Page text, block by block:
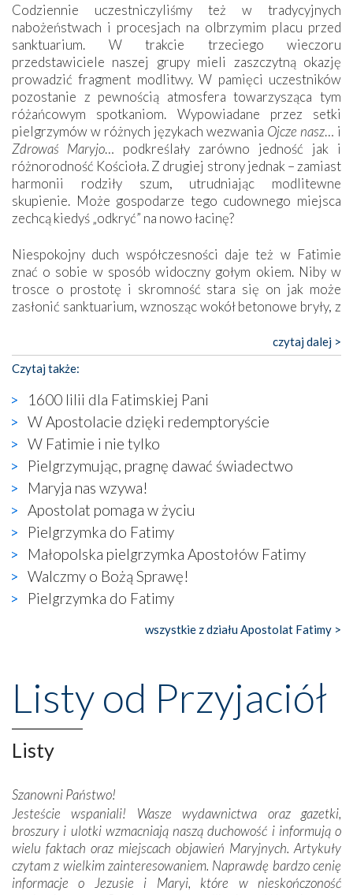
Codziennie uczestniczyliśmy też w tradycyjnych
nabożeństwach i procesjach na olbrzymim placu przed
sanktuarium. W trakcie trzeciego wieczoru
przedstawiciele naszej grupy mieli zaszczytną okazję
prowadzić fragment modlitwy. W pamięci uczestników
pozostanie z pewnością atmosfera towarzysząca tym
różańcowym spotkaniom. Wypowiadane przez setki
pielgrzymów w różnych językach wezwania Ojcze nasz… i
Zdrowaś Maryjo… podkreślały zarówno jedność jak i
różnorodność Kościoła. Z drugiej strony jednak – zamiast
harmonii rodziły szum, utrudniając modlitewne
skupienie. Może gospodarze tego cudownego miejsca
zechcą kiedyś „odkryć” na nowo łacinę?
Niespokojny duch współczesności daje też w Fatimie
znać o sobie w sposób widoczny gołym okiem. Niby w
trosce o prostotę i skromność stara się on jak może
zasłonić sanktuarium, wznosząc wokół betonowe bryły, z
katolickiego kultu. Tylko co wspólnego z żywą,
autentyczną wiarą mogą mieć płaskie, szare bunkry albo
kaplice, w których Tabernakulum przypomina bardziej
skrzynkę na narzędzia? Albo co powiedzieć o ustawionym
tuż przy nowej bazylice wielkim krzyżu, na którym
zamiast Chrystusa umieszczono dziwaczną postać jakby
wyjętą ze starożytnych hieroglifów? W kulturowym
kontekście naszych czasów to raczej karykatura niż godny
wizerunek Zbawiciela…
Zatem nawet w bezpośrednim otoczeniu sanktuarium
naocznie przekonaliśmy się, że wewnątrz Kościoła toczy
się ogromna walka o kształt katolicyzmu i o serca
wierzących. Do czego to zmaganie może prowadzić,
widzieliśmy w urokliwym, niewielkim mieście Obidos,
gdzie w miejscu dawnego kościoła działa dzisiaj…
księgarnia.
Nasze pielgrzymkowe wyprawy, których celem były
wznoszono na chwałę Bożą, na przykład – w podzięce za
Opatrznościową pomoc w wygranej bitwie o
niepodległość kraju. Zachwyt budziła potężna, a zarazem
misterna architektura tych monumentalnych dzieł,
wspaniałe zdobienia, dbałość ich twórców o detale,
budowniczych.
Podążyliśmy też śladami fatimskich wizjonerów – Łucji
dos Santos oraz świętych Hiacynty i Franciszka Marto.
Modliliśmy się przy ich grobach. Odprawiliśmy Drogę
Krzyżową w ich rodzinnych stronach, odwiedziliśmy
czytaj dalej >
Czytaj także:
1600 lilii dla Fatimskiej Pani
W Apostolacie dzięki redemptoryście
W Fatimie i nie tylko
Pielgrzymując, pragnę dawać świadectwo
Maryja nas wzywa!
Apostolat pomaga w życiu
Pielgrzymka do Fatimy
Małopolska pielgrzymka Apostołów Fatimy
Walczmy o Bożą Sprawę!
Pielgrzymka do Fatimy
wszystkie z działu Apostolat Fatimy >
Listy od Przyjaciół
Listy
Szanowni Państwo!
Jesteście wspaniali! Wasze wydawnictwa oraz gazetki,
broszury i ulotki wzmacniają naszą duchowość i informują o
wielu faktach oraz miejscach objawień Maryjnych. Artykuły
czytam z wielkim zainteresowaniem. Naprawdę bardzo cenię
informacje o Jezusie i Maryi, które w nieskończoność